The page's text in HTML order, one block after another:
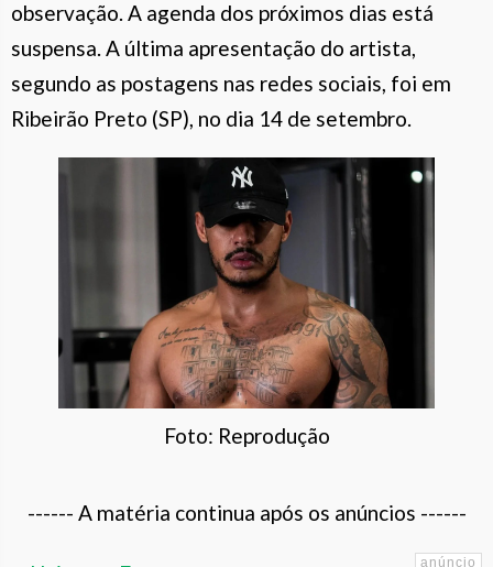
observação. A agenda dos próximos dias está
suspensa. A última apresentação do artista,
segundo as postagens nas redes sociais, foi em
Ribeirão Preto (SP), no dia 14 de setembro.
Foto: Reprodução
------ A matéria continua após os anúncios ------